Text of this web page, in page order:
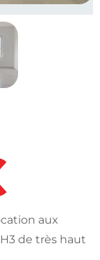
aux
de très haut